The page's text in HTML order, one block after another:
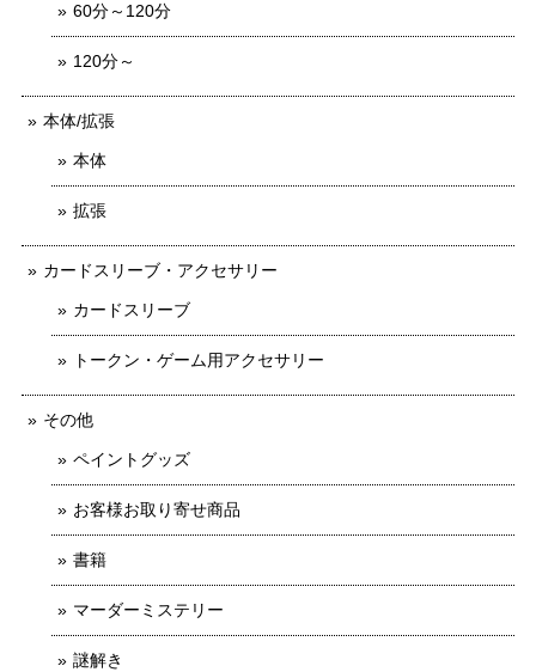
60分～120分
120分～
本体/拡張
本体
拡張
カードスリーブ・アクセサリー
カードスリーブ
トークン・ゲーム用アクセサリー
その他
ペイントグッズ
お客様お取り寄せ商品
書籍
マーダーミステリー
謎解き